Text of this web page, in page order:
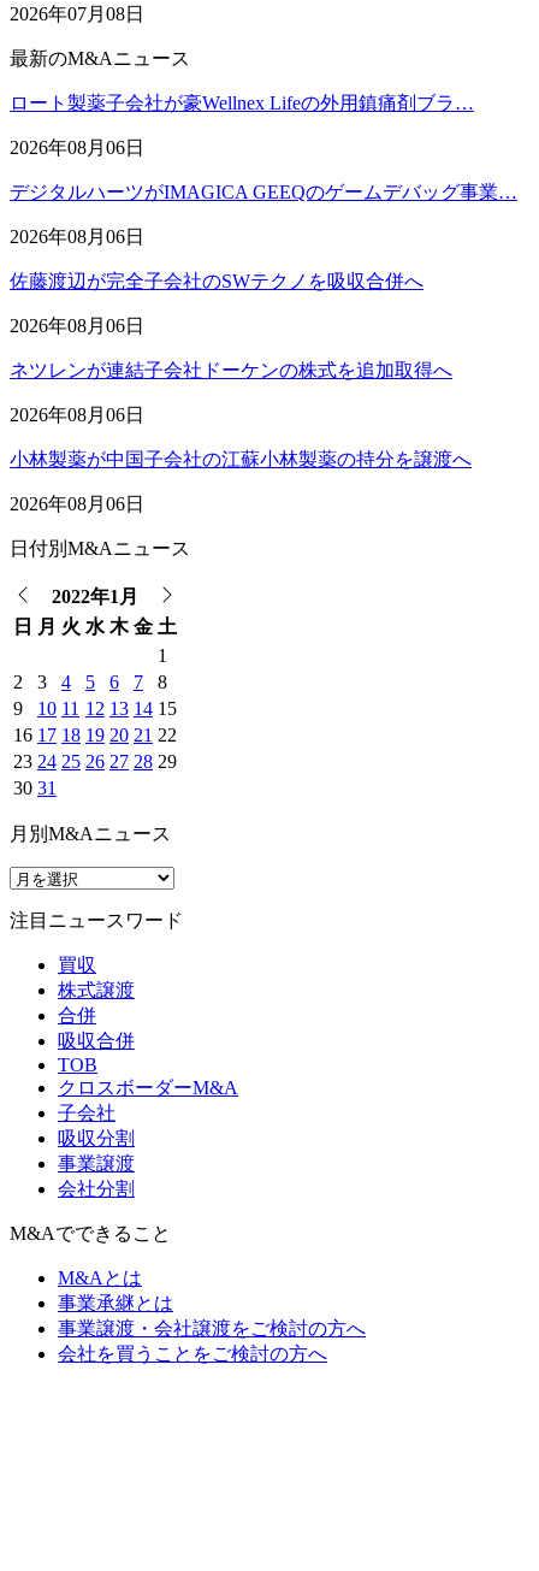
2026年07月08日
最新のM&Aニュース
ロート製薬子会社が豪Wellnex Lifeの外用鎮痛剤ブラ…
2026年08月06日
デジタルハーツがIMAGICA GEEQのゲームデバッグ事業…
2026年08月06日
佐藤渡辺が完全子会社のSWテクノを吸収合併へ
2026年08月06日
ネツレンが連結子会社ドーケンの株式を追加取得へ
2026年08月06日
小林製薬が中国子会社の江蘇小林製薬の持分を譲渡へ
2026年08月06日
日付別M&Aニュース
2022年1月
日
月 火 水 木 金 土
1
2
3 4 5 6 7
8
9
10 11 12 13 14 15
16 17 18 19 20 21 22
23 24 25 26 27 28 29
30 31
月別M&Aニュース
注目ニュースワード
買収
株式譲渡
合併
吸収合併
TOB
クロスボーダーM&A
子会社
吸収分割
事業譲渡
会社分割
M&Aでできること
M&Aとは
事業承継とは
事業譲渡・会社譲渡をご検討の方へ
会社を買うことをご検討の方へ